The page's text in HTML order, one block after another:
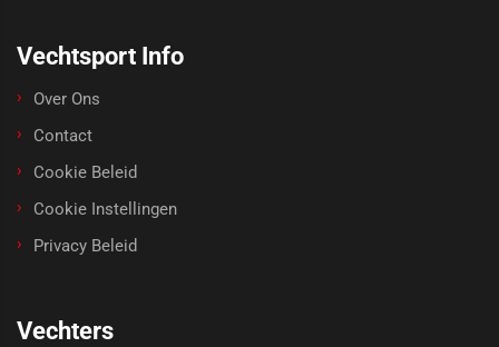
Vechtsport Info
Over Ons
Contact
Cookie Beleid
Cookie Instellingen
Privacy Beleid
Vechters